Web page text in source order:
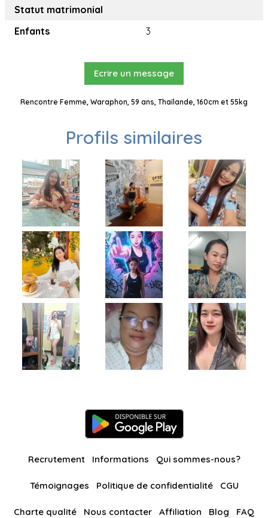
Statut matrimonial
Enfants
3
Ecrire un message
Rencontre Femme, Waraphon, 59 ans, Thaïlande, 160cm et 55kg
Profils similaires
Recrutement Informations Qui sommes-nous?
Témoignages Politique de confidentialité CGU
Charte qualité Nous contacter Affiliation Blog FAQ